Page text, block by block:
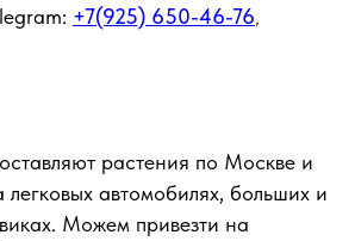
+7(925) 650-46-76,
растения по Москве и
автомобилях, больших и
Можем привезти на